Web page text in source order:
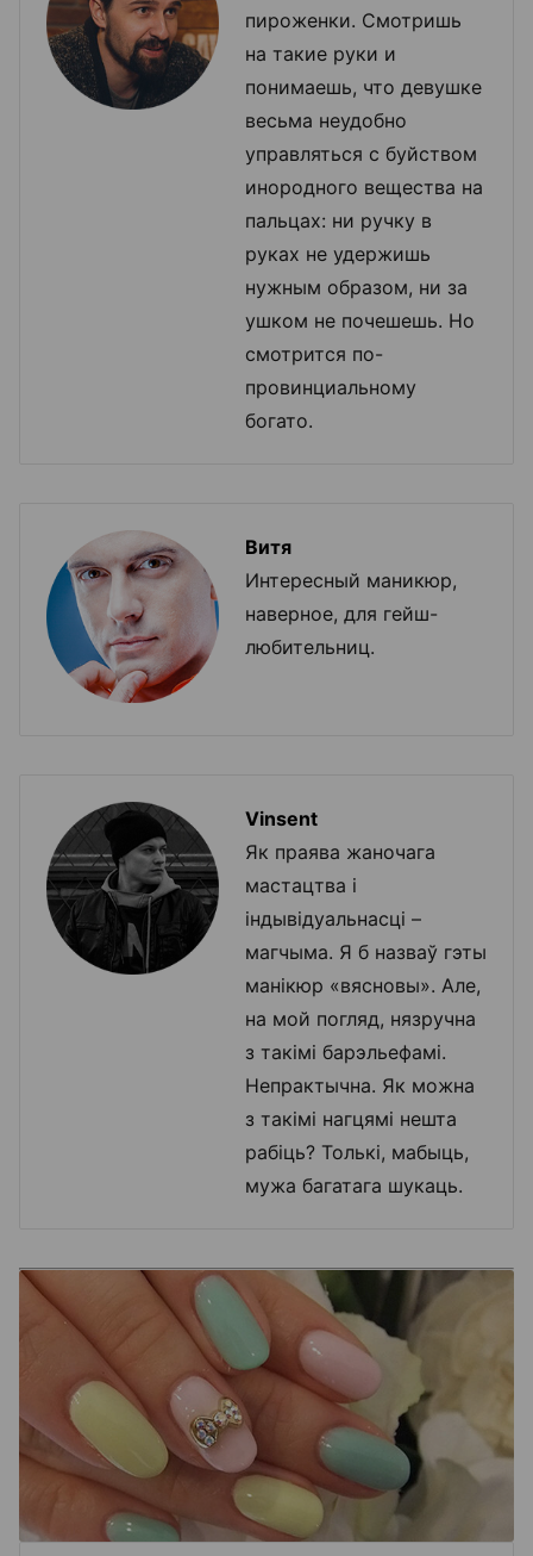
пироженки. Смотришь
на такие руки и
понимаешь, что девушке
весьма неудобно
управляться с буйством
инородного вещества на
пальцах: ни ручку в
руках не удержишь
нужным образом, ни за
ушком не почешешь. Но
смотрится по-
провинциальному
богато.
Витя
Интересный маникюр,
наверное, для гейш-
любительниц.
Vinsent
Як праява жаночага
мастацтва і
індывідуальнасці –
магчыма. Я б назваў гэты
манікюр «вясновы». Але,
на мой погляд, нязручна
з такімі барэльефамі.
Непрактычна. Як можна
з такімі нагцямі нешта
рабіць? Толькі, мабыць,
мужа багатага шукаць.